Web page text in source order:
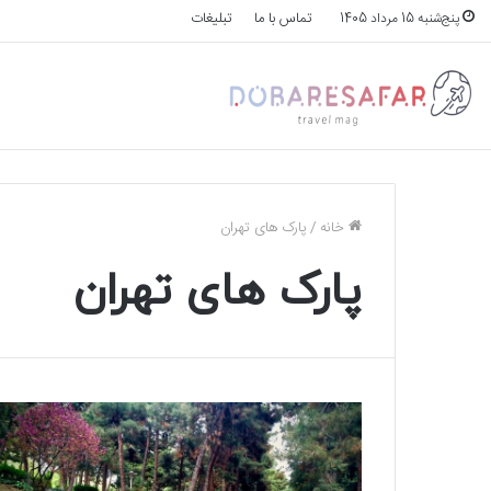
پنج‌شنبه 15 مرداد 1405 تماس با ما تبلیغات
خانه /پارک های تهران
پارک های تهران